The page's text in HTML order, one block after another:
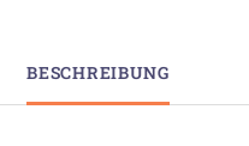
BESCHREIBUNG